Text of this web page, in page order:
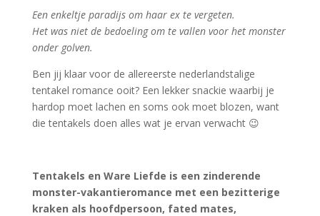
Een enkeltje paradijs om haar ex te vergeten.
Het was niet de bedoeling om te vallen voor het monster
onder golven.
Ben jij klaar voor de allereerste nederlandstalige
tentakel romance ooit? Een lekker snackie waarbij je
hardop moet lachen en soms ook moet blozen, want
die tentakels doen alles wat je ervan verwacht 😉
Tentakels en Ware Liefde is een zinderende
monster-vakantieromance met een bezitterige
kraken als hoofdpersoon, fated mates,